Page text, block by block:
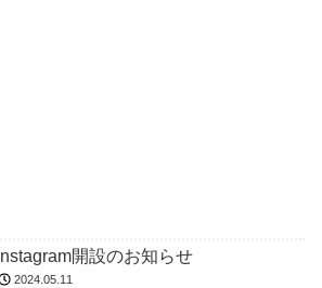
Instagram開設のお知らせ
2024.05.11